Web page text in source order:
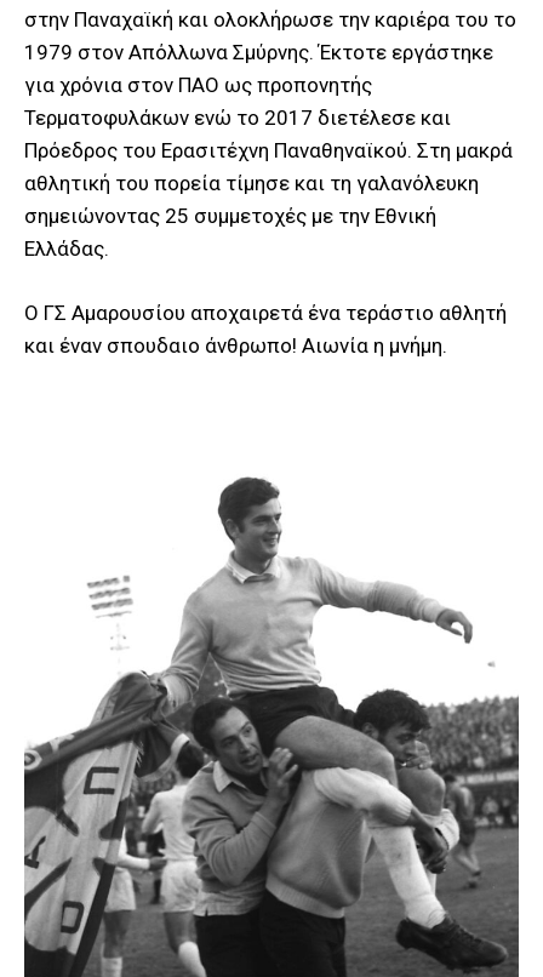
στην Παναχαϊκή και ολοκλήρωσε την καριέρα του το
1979 στον Απόλλωνα Σμύρνης. Έκτοτε εργάστηκε
για χρόνια στον ΠΑΟ ως προπονητής
Τερματοφυλάκων ενώ το 2017 διετέλεσε και
Πρόεδρος του Ερασιτέχνη Παναθηναϊκού. Στη μακρά
αθλητική του πορεία τίμησε και τη γαλανόλευκη
σημειώνοντας 25 συμμετοχές με την Εθνική
Ελλάδας.
Ο ΓΣ Αμαρουσίου αποχαιρετά ένα τεράστιο αθλητή
και έναν σπουδαιο άνθρωπο! Αιωνία η μνήμη.